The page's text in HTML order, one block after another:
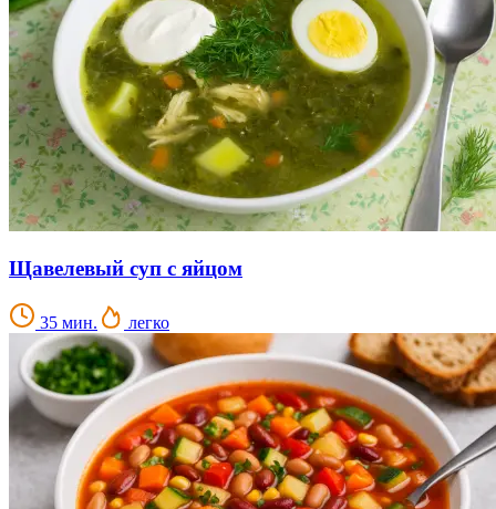
Щавелевый суп с яйцом
35 мин. легко